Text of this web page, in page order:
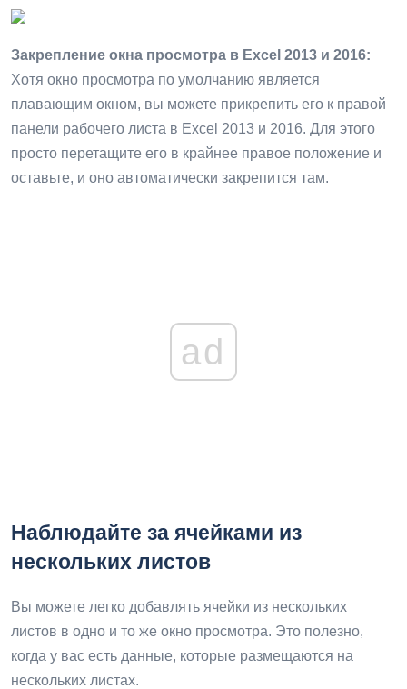
Закрепление окна просмотра в Excel 2013 и 2016:
Хотя окно просмотра по умолчанию является
плавающим окном, вы можете прикрепить его к правой
панели рабочего листа в Excel 2013 и 2016. Для этого
просто перетащите его в крайнее правое положение и
оставьте, и оно автоматически закрепится там.
ad
Наблюдайте за ячейками из
нескольких листов
Вы можете легко добавлять ячейки из нескольких
листов в одно и то же окно просмотра. Это полезно,
когда у вас есть данные, которые размещаются на
нескольких листах.